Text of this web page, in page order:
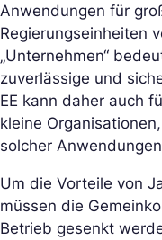
Anwendungen für
Regierungseinheiten
„Unternehmen“
zuverlässige und
EE kann daher auch
kleine
solcher
Um die Vorteile von
müssen die
Betrieb gesenkt